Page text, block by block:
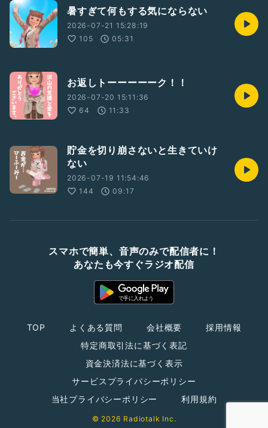
暑すぎて何もする気にならない
2026-07-21 15:28:19
105
05:31
お返しトーーーーーク！！
2026-07-20 15:11:36
64
11:33
貯金を切り崩さないと生きていけ
ない
2026-07-19 11:54:46
144
09:17
スマホで簡単、音声のみで配信者に！
あなたも今すぐラジオ配信
TOP よくある質問 会社概要
採用情報
特定商取引法に基づく表記
資金決済法に基づく表示
サービスプライバシーポリシー
当社プライバシーポリシー
利用規約
© 2026 Radiotalk Inc.